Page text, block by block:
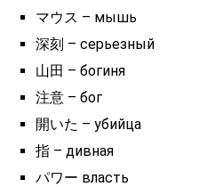
マウス – мышь
深刻 – серьезный
山田 – богиня
注意 – бог
開いた – убийца
指 – дивная
パワー власть